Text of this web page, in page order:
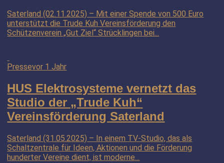
Saterland (02.11.2025) – Mit einer Spende von 500 Euro
unterstützt die Trude Kuh Vereinsförderung den
Schützenverein „Gut Ziel“ Strücklingen bei...
Pressevor 1 Jahr
HUS Elektrosysteme vernetzt das
Studio der „Trude Kuh“
Vereinsförderung Saterland
Saterland (31.05.2025) – In einem TV-Studio, das als
Schaltzentrale für Ideen, Aktionen und die Förderung
hunderter Vereine dient, ist moderne...